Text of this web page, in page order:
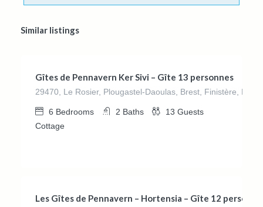
Similar listings
€280.00
Gîtes de Pennavern ​Ker Sivi – Gîte 13 personnes
29470, Le Rosier, Plougastel-Daoulas, Brest, Finistère,
6 Bedrooms 2 Baths 13 Guests
Cottage
Les Gîtes de Pennavern – Hortensia – Gîte 12